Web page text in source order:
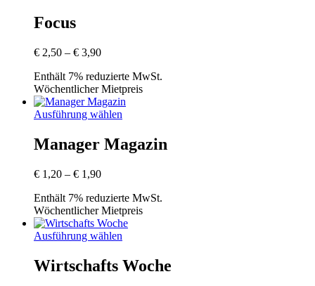
Focus
€ 2,50 – € 3,90Preisspanne:
bis
€ 3,90
Enthält 7% reduzierte MwSt.
Wöchentlicher Mietpreis
Ausführung wählen
Manager Magazin
€ 1,20 – € 1,90Preisspanne:
bis
€ 1,90
Enthält 7% reduzierte MwSt.
Wöchentlicher Mietpreis
Ausführung wählen
Wirtschafts Woche